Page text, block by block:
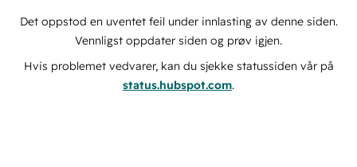
Det oppstod en uventet feil under innlasting av denne siden.
Vennligst oppdater siden og prøv igjen.
Hvis problemet vedvarer, kan du sjekke statussiden vår på
status.hubspot.com.